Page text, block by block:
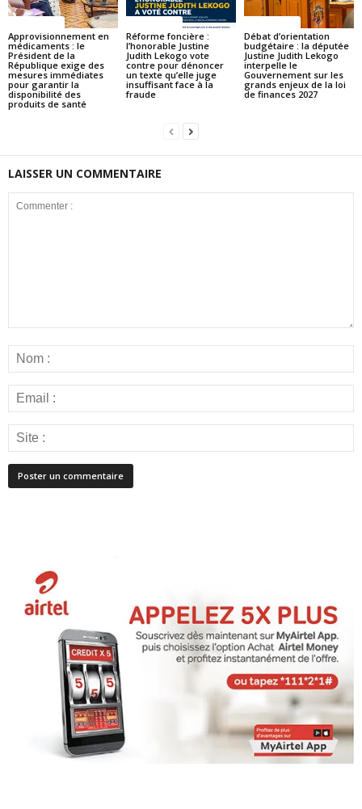
Approvisionnement en
médicaments : le
Président de la
République exige des
mesures immédiates
pour garantir la
disponibilité des
produits de santé
Réforme foncière :
l’honorable Justine
Judith Lekogo vote
contre pour dénoncer
un texte qu’elle juge
insuffisant face à la
fraude
Débat d’orientation
budgétaire : la députée
Justine Judith Lekogo
interpelle le
Gouvernement sur les
grands enjeux de la loi
de finances 2027
LAISSER UN COMMENTAIRE